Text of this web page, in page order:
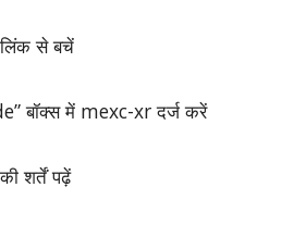
लिंक से बचें
बॉक्स में mexc-xr दर्ज करें
शर्तें पढ़ें